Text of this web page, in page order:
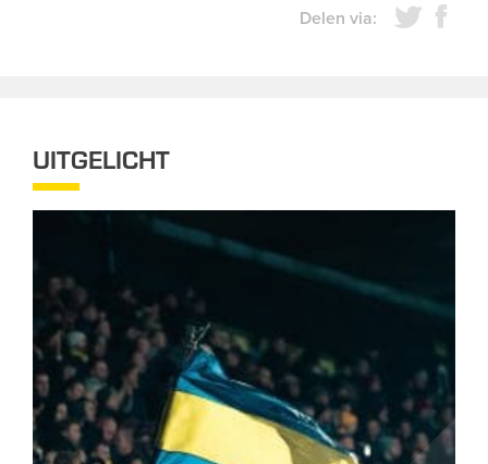
Delen via:
UITGELICHT